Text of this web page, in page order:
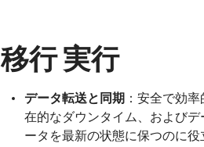
移行 実行
データ転送と同期 ：安全で効
在的なダウンタイム、および
ータを最新の状態に保つのに役